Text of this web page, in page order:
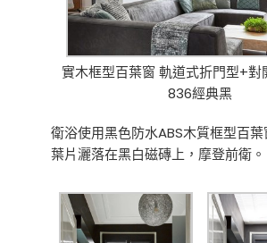
實木框型百葉窗 軌道式折門型+對
836經典黑
衛浴使用黑色防水ABS木質框型百
葉片灑落在黑白磁磚上，摩登前衛。